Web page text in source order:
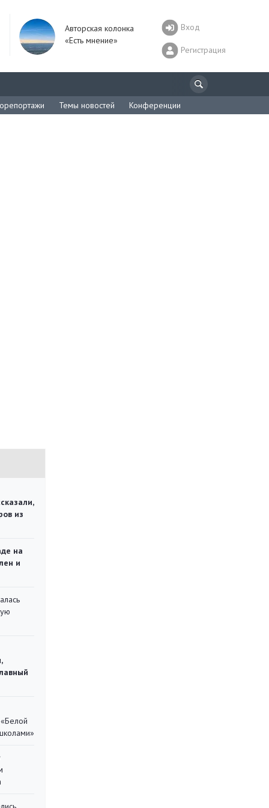
Авторская колонка
«Есть мнение»
Вход
Регистрация
Темы новостей Конференции
из
на
и